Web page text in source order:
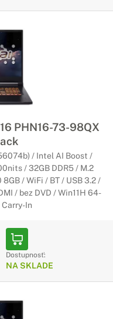
PHN16-73-98QX
/ Intel AI Boost /
/ 32GB DDR5 / M.2
/ WiFi / BT / USB 3.2 /
/ bez DVD / Win11H 64-
In
Dostupnosť:
NA SKLADE